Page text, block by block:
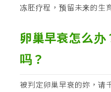
冻胚疗程，预留未来的生
卵巢早衰怎么办
吗？
被判定卵巢早衰的妳，请